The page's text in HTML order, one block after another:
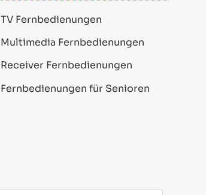
TV Fernbedienungen
Multimedia Fernbedienungen
Receiver Fernbedienungen
Fernbedienungen für Senioren